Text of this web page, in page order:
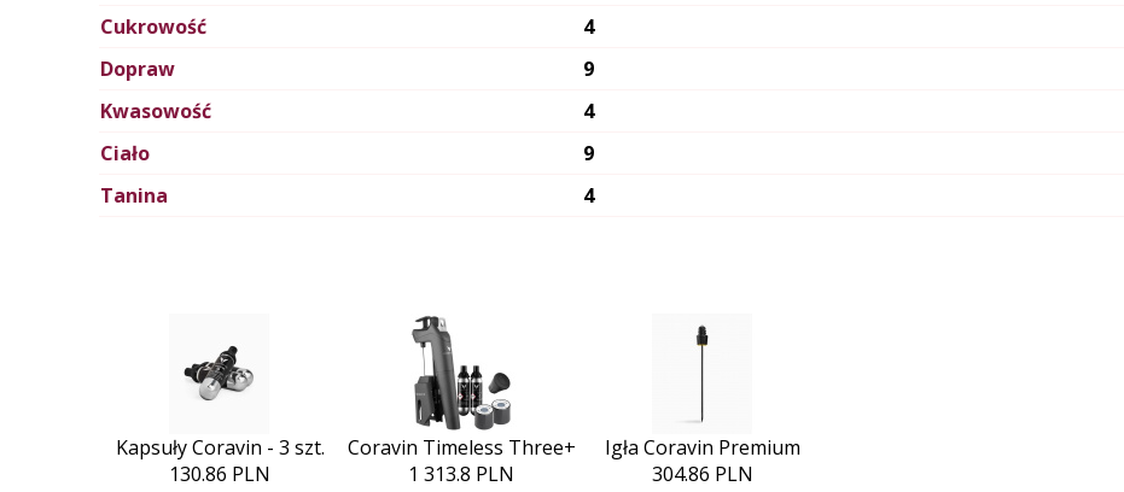
Cukrowość
4
Dopraw
9
Kwasowość
4
Ciało
9
Tanina
4
Kapsuły Coravin - 3 szt.
130.86 PLN
Coravin Timeless Three+
1 313.8 PLN
Igła Coravin Premium
304.86 PLN